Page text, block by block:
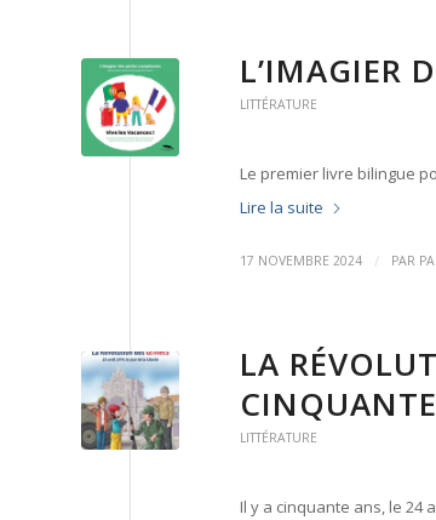
L’IMAGIER
LITTÉRATURE
Le premier livre bilingue
Lire la suite
17 NOVEMBRE 2024 / PAR
LA
LITTÉRATURE
Il y a cinquante ans, le 24